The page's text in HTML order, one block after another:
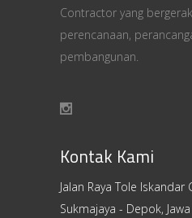
Contractor yang
perencanaan,
pembangunan.
Kontak Kami
Jalan Raya Tole Iskandar
Sukmajaya - Depok,